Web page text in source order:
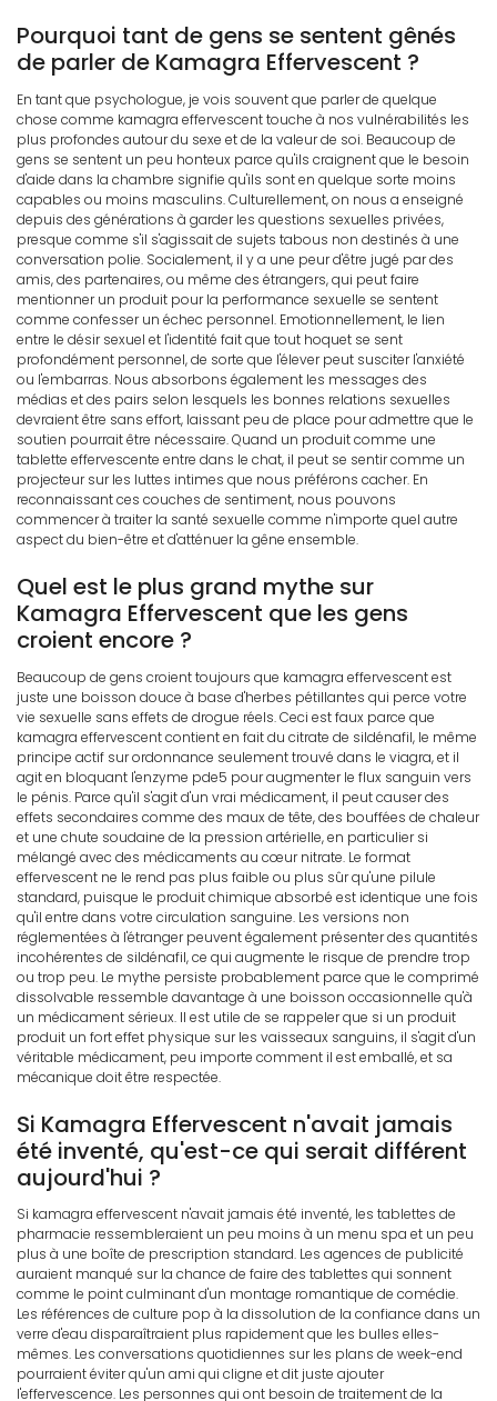
Pourquoi tant de gens se sentent gênés
de parler de Kamagra Effervescent ?
En tant que psychologue, je vois souvent que parler de quelque
chose comme kamagra effervescent touche à nos vulnérabilités les
plus profondes autour du sexe et de la valeur de soi. Beaucoup de
gens se sentent un peu honteux parce qu'ils craignent que le besoin
d'aide dans la chambre signifie qu'ils sont en quelque sorte moins
capables ou moins masculins. Culturellement, on nous a enseigné
depuis des générations à garder les questions sexuelles privées,
presque comme s'il s'agissait de sujets tabous non destinés à une
conversation polie. Socialement, il y a une peur d'être jugé par des
amis, des partenaires, ou même des étrangers, qui peut faire
mentionner un produit pour la performance sexuelle se sentent
comme confesser un échec personnel. Emotionnellement, le lien
entre le désir sexuel et l'identité fait que tout hoquet se sent
profondément personnel, de sorte que l'élever peut susciter l'anxiété
ou l'embarras. Nous absorbons également les messages des
médias et des pairs selon lesquels les bonnes relations sexuelles
devraient être sans effort, laissant peu de place pour admettre que le
soutien pourrait être nécessaire. Quand un produit comme une
tablette effervescente entre dans le chat, il peut se sentir comme un
projecteur sur les luttes intimes que nous préférons cacher. En
reconnaissant ces couches de sentiment, nous pouvons
commencer à traiter la santé sexuelle comme n'importe quel autre
aspect du bien-être et d'atténuer la gêne ensemble.
Quel est le plus grand mythe sur
Kamagra Effervescent que les gens
croient encore ?
Beaucoup de gens croient toujours que kamagra effervescent est
juste une boisson douce à base d'herbes pétillantes qui perce votre
vie sexuelle sans effets de drogue réels. Ceci est faux parce que
kamagra effervescent contient en fait du citrate de sildénafil, le même
principe actif sur ordonnance seulement trouvé dans le viagra, et il
agit en bloquant l'enzyme pde5 pour augmenter le flux sanguin vers
le pénis. Parce qu'il s'agit d'un vrai médicament, il peut causer des
effets secondaires comme des maux de tête, des bouffées de chaleur
et une chute soudaine de la pression artérielle, en particulier si
mélangé avec des médicaments au cœur nitrate. Le format
effervescent ne le rend pas plus faible ou plus sûr qu'une pilule
standard, puisque le produit chimique absorbé est identique une fois
qu'il entre dans votre circulation sanguine. Les versions non
réglementées à l'étranger peuvent également présenter des quantités
incohérentes de sildénafil, ce qui augmente le risque de prendre trop
ou trop peu. Le mythe persiste probablement parce que le comprimé
dissolvable ressemble davantage à une boisson occasionnelle qu'à
un médicament sérieux. Il est utile de se rappeler que si un produit
produit un fort effet physique sur les vaisseaux sanguins, il s'agit d'un
véritable médicament, peu importe comment il est emballé, et sa
mécanique doit être respectée.
Si Kamagra Effervescent n'avait jamais
été inventé, qu'est-ce qui serait différent
aujourd'hui ?
Si kamagra effervescent n'avait jamais été inventé, les tablettes de
pharmacie ressembleraient un peu moins à un menu spa et un peu
plus à une boîte de prescription standard. Les agences de publicité
auraient manqué sur la chance de faire des tablettes qui sonnent
comme le point culminant d'un montage romantique de comédie.
Les références de culture pop à la dissolution de la confiance dans un
verre d'eau disparaîtraient plus rapidement que les bulles elles-
mêmes. Les conversations quotidiennes sur les plans de week-end
pourraient éviter qu'un ami qui cligne et dit juste ajouter
l'effervescence. Les personnes qui ont besoin de traitement de la